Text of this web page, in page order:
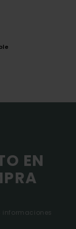
EN
informaciones